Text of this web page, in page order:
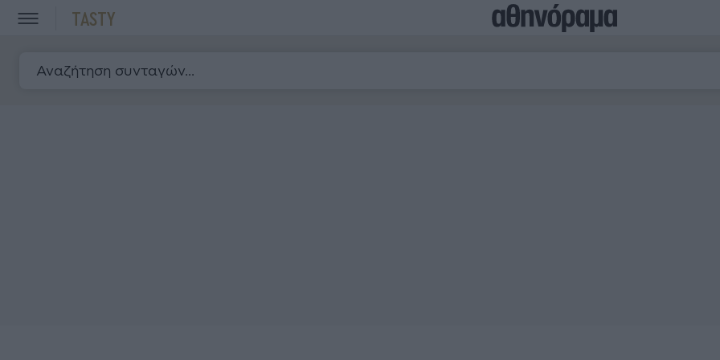
TASTY